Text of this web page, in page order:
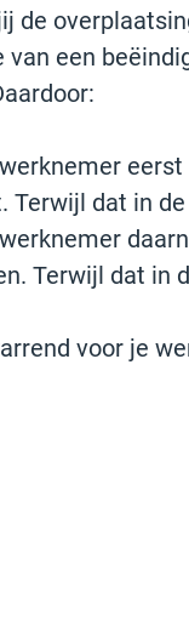
de
van een
Terwijl dat in
Terwijl dat in
voor je